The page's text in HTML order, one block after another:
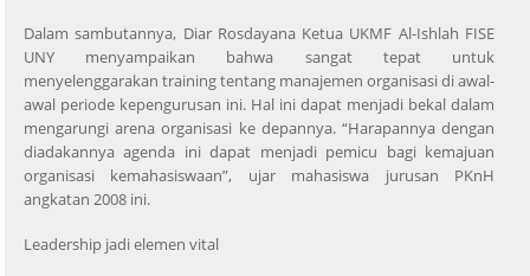
Dalam sambutannya, Diar Rosdayana Ketua UKMF Al-Ishlah FISE
UNY menyampaikan bahwa sangat tepat untuk
menyelenggarakan training tentang manajemen organisasi di awal-
awal periode kepengurusan ini. Hal ini dapat menjadi bekal dalam
mengarungi arena organisasi ke depannya. “Harapannya dengan
diadakannya agenda ini dapat menjadi pemicu bagi kemajuan
organisasi kemahasiswaan”, ujar mahasiswa jurusan PKnH
angkatan 2008 ini.
Leadership jadi elemen vital